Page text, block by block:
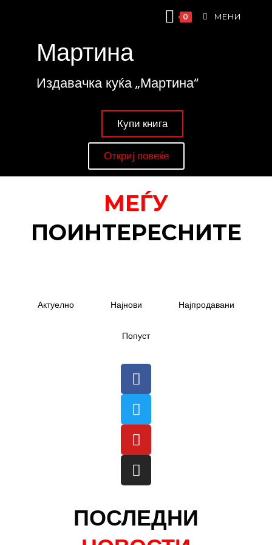
0 МЕНИ
Мартина
Издавачка куќа „Мартина“
Купи книга
Откриј повеќе
МЕЃУ
ПОИНТЕРЕСНИТЕ
Актуелно Најнови Најпродавани
Попуст
ПОСЛЕДНИ